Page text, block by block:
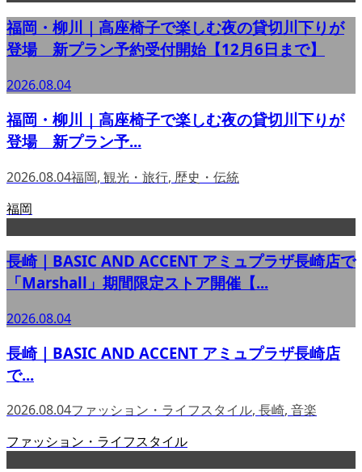
福岡・柳川｜高座椅子で楽しむ夜の貸切川下りが
登場 新プラン予約受付開始【12月6日まで】
2026.08.04
福岡・柳川｜高座椅子で楽しむ夜の貸切川下りが
登場 新プラン予...
2026.08.04福岡, 観光・旅行, 歴史・伝統
福岡
長崎｜BASIC AND ACCENT アミュプラザ長崎店で
「Marshall」期間限定ストア開催【...
2026.08.04
長崎｜BASIC AND ACCENT アミュプラザ長崎店
で...
2026.08.04ファッション・ライフスタイル, 長崎, 音楽
ファッション・ライフスタイル